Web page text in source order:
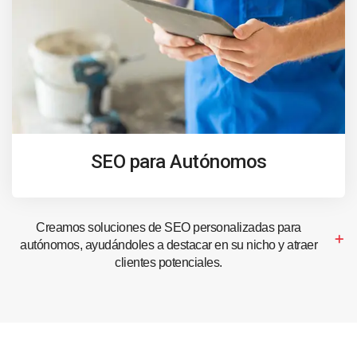
SEO para Autónomos
Creamos soluciones de SEO personalizadas para
autónomos, ayudándoles a destacar en su nicho y atraer
clientes potenciales.